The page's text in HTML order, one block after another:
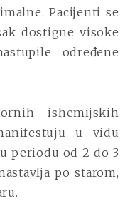
Pacijenti se
dostigne visoke
određene
ishemijskih
u vidu
periodu od 2 do 3
po starom,